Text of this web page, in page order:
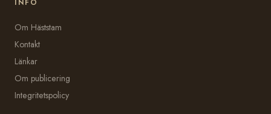
INFO
Om Häststam
Kontakt
Länkar
Om publicering
Integritetspolicy